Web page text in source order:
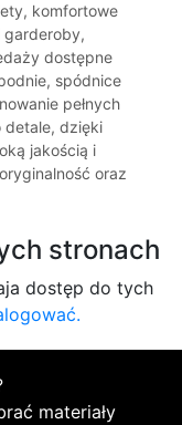
komfortowe
garderoby,
dostępne
spódnice
pełnych
detale, dzięki
jakością i
oraz
stronach
dostęp do tych
materiały